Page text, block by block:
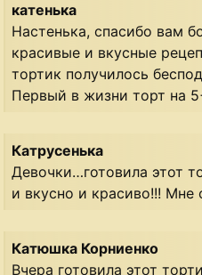
катенька
Настенька, спасибо вам
красивые и вкусные
тортик получилось
Первый в жизни торт на
Катрусенька
Девочки…готовила этот
и вкусно и красиво!!! Мне
Катюшка Корниенко
Вчера готовила этот